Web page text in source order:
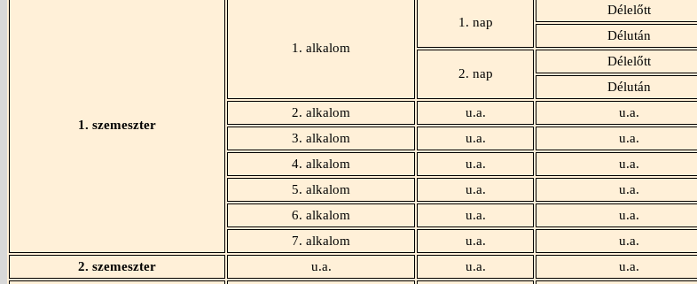
1. szemeszter
1. alkalom
1. nap
Délelőtt
Délután
2. nap
Délelőtt
Délután
2. alkalom
u.a. u.a.
3. alkalom
u.a. u.a.
4. alkalom
u.a. u.a.
5. alkalom
u.a. u.a.
6. alkalom
u.a. u.a.
7. alkalom
u.a. u.a.
2. szemeszter
u.a. u.a. u.a.